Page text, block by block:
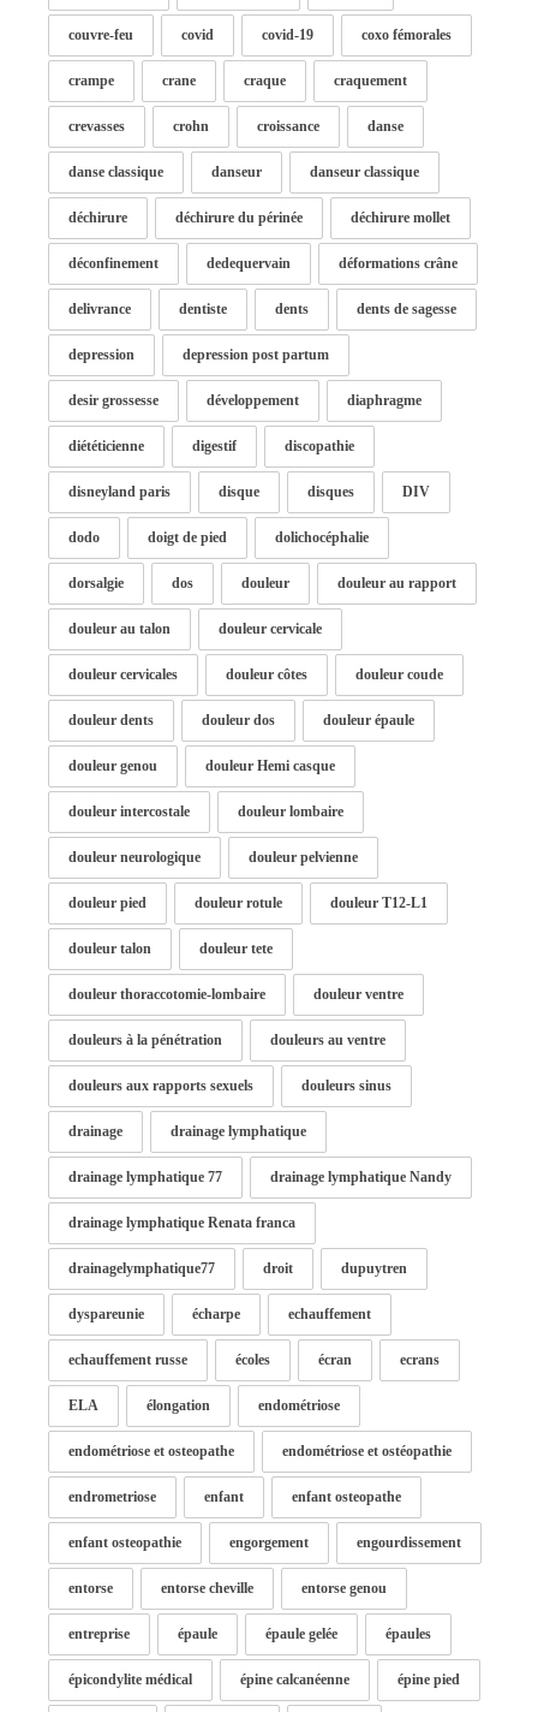
couvre-feu covid covid-19 coxo fémorales
crampe crane craque craquement
crevasses crohn croissance danse
danse classique danseur danseur classique
déchirure déchirure du périnée déchirure mollet
déconfinement dedequervain déformations crâne
delivrance dentiste dents dents de sagesse
depression depression post partum
desir grossesse développement diaphragme
diététicienne digestif discopathie
disneyland paris disque disques DIV
dodo doigt de pied dolichocéphalie
dorsalgie dos douleur douleur au rapport
douleur au talon douleur cervicale
douleur cervicales douleur côtes douleur coude
douleur dents douleur dos douleur épaule
douleur genou douleur Hemi casque
douleur intercostale douleur lombaire
douleur neurologique douleur pelvienne
douleur pied douleur rotule douleur T12-L1
douleur talon douleur tete
douleur thoraccotomie-lombaire douleur ventre
douleurs à la pénétration douleurs au ventre
douleurs aux rapports sexuels douleurs sinus
drainage drainage lymphatique
drainage lymphatique 77 drainage lymphatique Nandy
drainage lymphatique Renata franca
drainagelymphatique77 droit dupuytren
dyspareunie écharpe echauffement
echauffement russe écoles écran ecrans
ELA élongation endométriose
endométriose et osteopathe endométriose et ostéopathie
endrometriose enfant enfant osteopathe
enfant osteopathie engorgement engourdissement
entorse entorse cheville entorse genou
entreprise épaule épaule gelée épaules
épicondylite médical épine calcanéenne épine pied